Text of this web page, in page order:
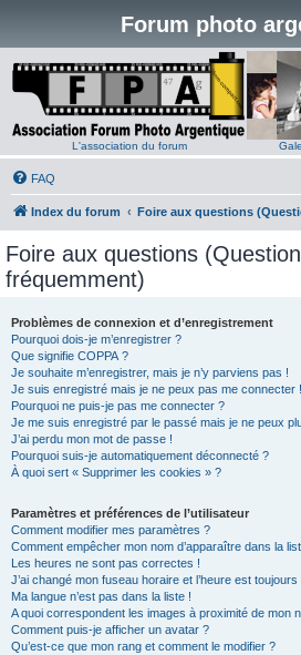
Forum photo
L'association du forum
FAQ
Index du forum Foire aux questions
Foire aux questions
fréquemment)
Problèmes de connexion et d’enregistrement
Pourquoi dois-je m’enregistrer ?
Que signifie COPPA ?
Je souhaite m’enregistrer, mais je n’y parviens pas !
Je suis enregistré mais je ne peux pas me connecter !
Pourquoi ne puis-je pas me connecter ?
Je me suis enregistré par le passé mais je ne peux
J’ai perdu mon mot de passe !
Pourquoi suis-je automatiquement déconnecté ?
À quoi sert « Supprimer les cookies » ?
Paramètres et préférences de l’utilisateur
Comment modifier mes paramètres ?
Comment empêcher mon nom d’apparaître dans la
Les heures ne sont pas correctes !
J’ai changé mon fuseau horaire et l’heure est
Ma langue n’est pas dans la liste !
A quoi correspondent les images à proximité de mon
Comment puis-je afficher un avatar ?
Qu’est-ce que mon rang et comment le modifier ?